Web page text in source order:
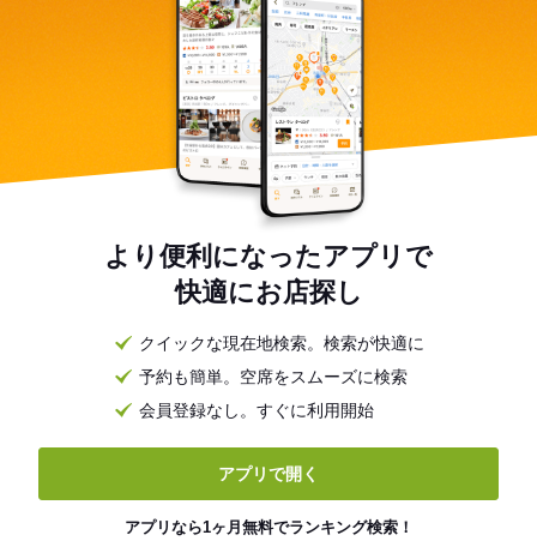
より便利になったアプリで
快適にお店探し
クイックな現在地検索。検索が快適に
予約も簡単。空席をスムーズに検索
会員登録なし。すぐに利用開始
アプリで開く
アプリなら1ヶ月無料でランキング検索！